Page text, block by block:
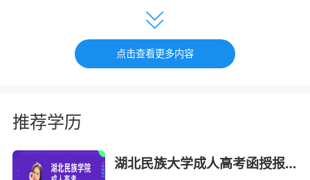
书，网上电子注册，国家承认，国外认可。
金融本科段毕业生符合相关条件并在规定时
间内申请学位的，经审查合格，由中南财经
【易学易通过】
实用性、职业性，不考数理化，通过率高。
点击查看更多内容
推荐学历
湖北民族大学成人高考函授报名招生简章